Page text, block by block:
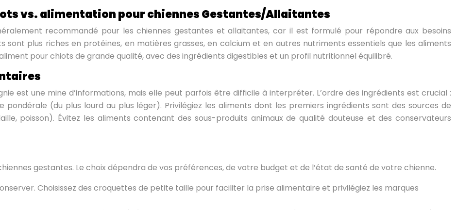
vs. alimentation pour chiennes Gestantes/Allaitantes
recommandé pour les chiennes gestantes et allaitantes, car il est formulé pour répondre aux besoins
sont plus riches en protéines, en matières grasses, en calcium et en autres nutriments essentiels que les aliments
pour chiots de grande qualité, avec des ingrédients digestibles et un profil nutritionnel équilibré.
est une mine d’informations, mais elle peut parfois être difficile à interpréter. L’ordre des ingrédients est crucial :
(du plus lourd au plus léger). Privilégiez les aliments dont les premiers ingrédients sont des sources de
poisson). Évitez les aliments contenant des sous-produits animaux de qualité douteuse et des conservateurs
gestantes. Le choix dépendra de vos préférences, de votre budget et de l’état de santé de votre chienne.
Choisissez des croquettes de petite taille pour faciliter la prise alimentaire et privilégiez les marques